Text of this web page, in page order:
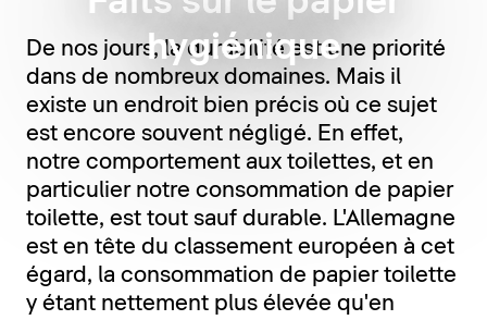
hygiénique
De nos jours, la durabilité est une priorité
dans de nombreux domaines. Mais il
existe un endroit bien précis où ce sujet
est encore souvent négligé. En effet,
notre comportement aux toilettes, et en
particulier notre consommation de papier
toilette, est tout sauf durable. L'Allemagne
est en tête du classement européen à cet
égard, la consommation de papier toilette
y étant nettement plus élevée qu'en